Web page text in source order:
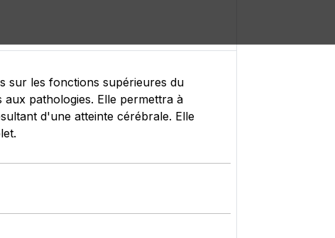
sur les fonctions supérieures du
pathologies. Elle permettra à
d'une atteinte cérébrale. Elle